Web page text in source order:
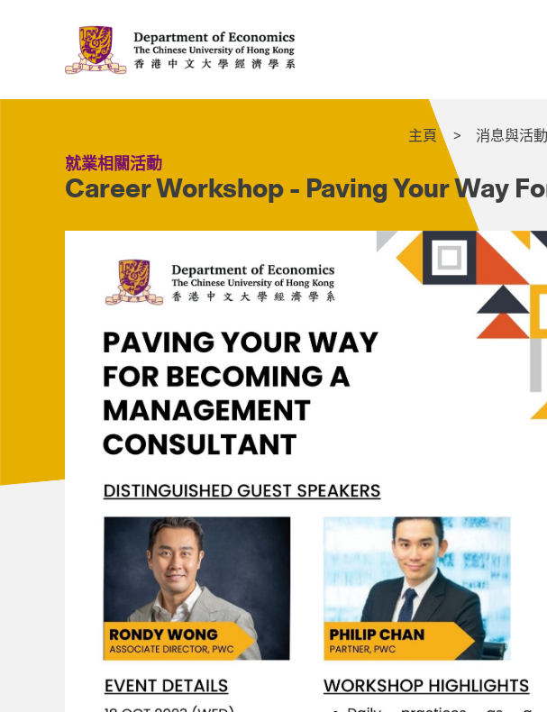
主頁 消息與活動
就業相關活動
Career Workshop - Paving Your Way